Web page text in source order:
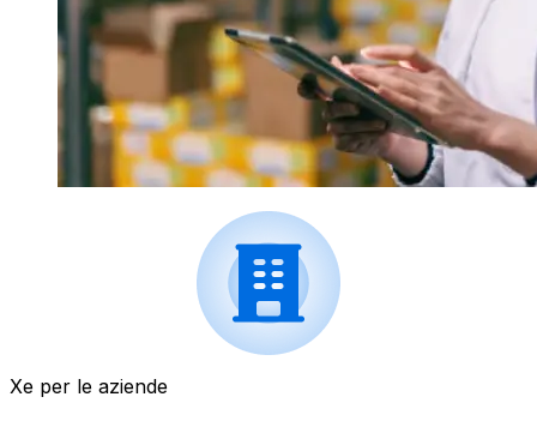
Xe per le aziende